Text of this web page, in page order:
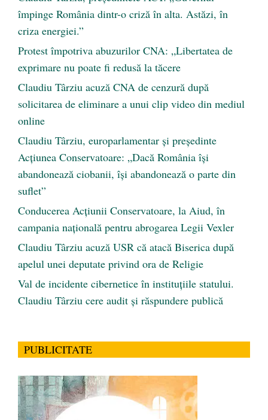
împinge România dintr-o criză în alta. Astăzi, în
criza energiei.”
Protest împotriva abuzurilor CNA: „Libertatea de
exprimare nu poate fi redusă la tăcere
Claudiu Târziu acuză CNA de cenzură după
solicitarea de eliminare a unui clip video din mediul
online
Claudiu Târziu, europarlamentar și președinte
Acțiunea Conservatoare: „Dacă România își
abandonează ciobanii, își abandonează o parte din
suflet”
Conducerea Acțiunii Conservatoare, la Aiud, în
campania națională pentru abrogarea Legii Vexler
Claudiu Târziu acuză USR că atacă Biserica după
apelul unei deputate privind ora de Religie
Val de incidente cibernetice în instituțiile statului.
Claudiu Târziu cere audit și răspundere publică
PUBLICITATE